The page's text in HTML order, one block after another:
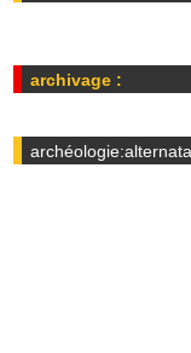
archivage :